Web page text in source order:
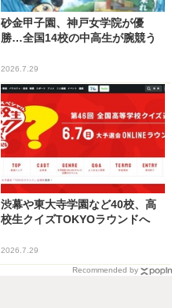
砂金甲子園、神戸女学院が優
勝…全国14校の中高生が腕競う
2026.7.29
渋幕や東大寺学園など40校、高
校生クイズTOKYOラウンドへ
2026.7.29
Recommended by